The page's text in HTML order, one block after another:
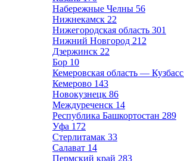
Набережные Челны 56
Нижнекамск 22
Нижегородская область 301
Нижний Новгород 212
Дзержинск 22
Бор 10
Кемеровская область — Кузбасс
Кемерово 143
Новокузнецк 86
Междуреченск 14
Республика Башкортостан 289
Уфа 172
Стерлитамак 33
Салават 14
Пермский край 283